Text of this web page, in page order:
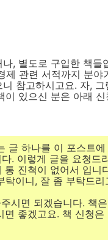
, 별도로 구입한 책들
제 관련 서적까지 분야
참고하시고요. 자,
이 있으신 분은 아래
글 하나를 이 포스트
. 이렇게 글을 요청드
진척이 없어서 입니
탁이니, 잘 좀 부탁드리
시면 되겠습니다. 책
좋겠고요. 책 신청은